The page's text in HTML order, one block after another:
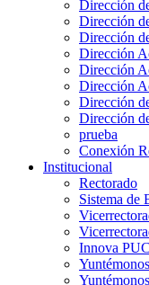
Dirección
Dirección
Dirección
Dirección
Dirección
Dirección
Dirección
Dirección
prueba
Conexión
Institucional
Rectorado
Sistema de
Innova